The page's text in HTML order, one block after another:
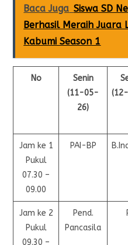
Baca Juga Siswa SD
Berhasil Meraih Juara
Kabumi Season 1
No
Senin
(11-05-
26)
Jam ke 1
Pukul
07.30 –
09.00
PAI-BP
Jam ke 2
Pukul
09.30 –
Pend.
Pancasila